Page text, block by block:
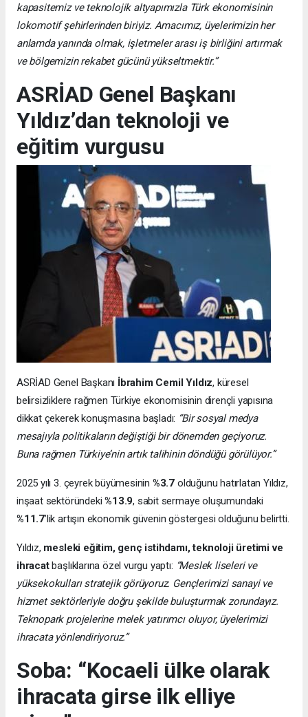
kapasitemiz ve teknolojik altyapımızla Türk ekonomisinin
lokomotif şehirlerinden biriyiz. Amacımız, üyelerimizin her
anlamda yanında olmak, işletmeler arası iş birliğini artırmak
ve bölgemizin rekabet gücünü yükseltmektir.”
ASRİAD Genel Başkanı
Yıldız’dan teknoloji ve
eğitim vurgusu
ASRİAD Genel Başkanı İbrahim Cemil Yıldız, küresel
belirsizliklere rağmen Türkiye ekonomisinin dirençli yapısına
dikkat çekerek konuşmasına başladı: “Bir sosyal medya
mesajıyla politikaların değiştiği bir dönemden geçiyoruz.
Buna rağmen Türkiye’nin artık talihinin döndüğü görülüyor.”
2025 yılı 3. çeyrek büyümesinin %3.7 olduğunu hatırlatan Yıldız,
inşaat sektöründeki%13.9, sabit sermaye oluşumundaki
%11.7’lik artışın ekonomik güvenin göstergesi olduğunu belirtti.
Yıldız, mesleki eğitim, genç istihdamı, teknoloji üretimi ve
ihracatbaşlıklarına özel vurgu yaptı: “Meslek liseleri ve
yüksekokulları stratejik görüyoruz. Gençlerimizi sanayi ve
hizmet sektörleriyle doğru şekilde buluşturmak zorundayız.
Teknopark projelerine melek yatırımcı oluyor, üyelerimizi
ihracata yönlendiriyoruz.”
Soba: “Kocaeli ülke olarak
ihracata girse ilk elliye